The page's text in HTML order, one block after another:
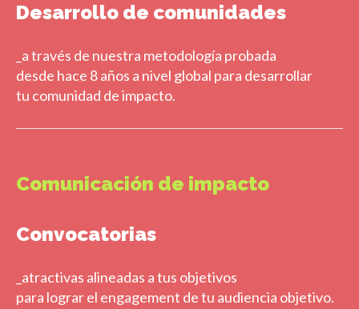
Desarrollo de comunidades
_a través de nuestra metodología probada
desde hace 8 años a nivel global para desarrollar
tu comunidad de impacto.
Comunicación de impacto
Convocatorias
_atractivas alineadas a tus objetivos
para lograr el engagement de tu audiencia objetivo.